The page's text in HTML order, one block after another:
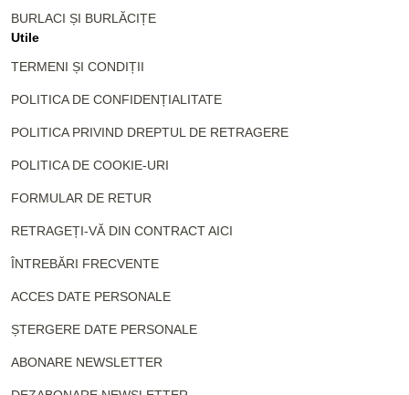
BURLACI ȘI BURLĂCIȚE
Utile
TERMENI ȘI CONDIȚII
POLITICA DE CONFIDENȚIALITATE
POLITICA PRIVIND DREPTUL DE RETRAGERE
POLITICA DE COOKIE-URI
FORMULAR DE RETUR
RETRAGEȚI-VĂ DIN CONTRACT AICI
ÎNTREBĂRI FRECVENTE
ACCES DATE PERSONALE
ȘTERGERE DATE PERSONALE
ABONARE NEWSLETTER